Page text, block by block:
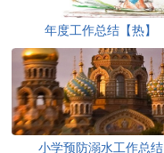
年度工作总结【热】
小学预防溺水工作总结